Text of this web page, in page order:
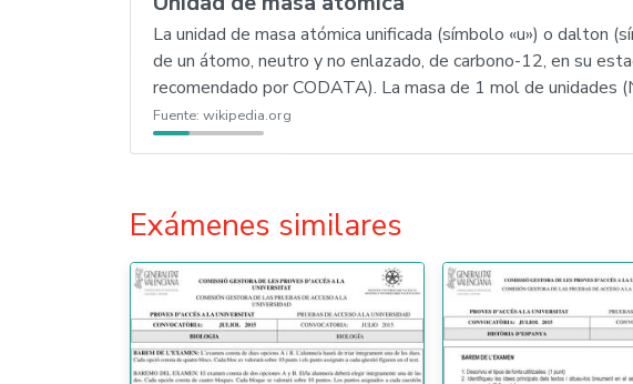
La unidad de masa atómica unificada (símbolo «u») o dalton
de un átomo, neutro y no enlazado, de carbono-12, en su
recomendado por CODATA). La masa de 1 mol de unidades
Fuente: wikipedia.org
Exámenes similares